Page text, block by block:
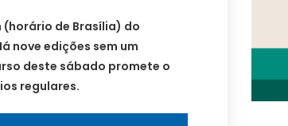
(horário de Brasília) do
nove edições sem um
deste sábado promete o
regulares.